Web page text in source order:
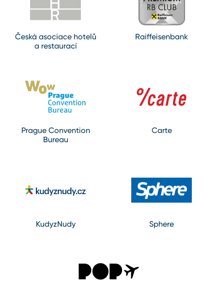
Česká asociace hotelů
a restaurací
Raiffeisenbank
Prague Convention
Bureau
Carte
KudyzNudy Sphere